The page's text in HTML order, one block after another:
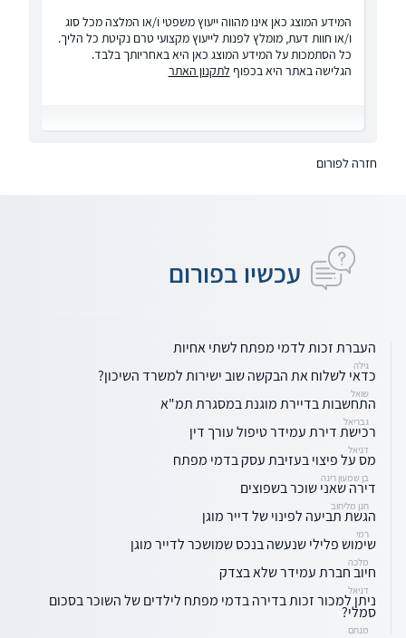
המידע המוצג כאן אינו מהווה ייעוץ משפטי ו/או המלצה מכל סוג
ו/או חוות דעת, מומלץ לפנות לייעוץ מקצועי טרם נקיטת כל הליך.
כל הסתמכות על המידע המוצג כאן היא באחריותך בלבד.
הגלישה באתר היא בכפוף לתקנון האתר
חזרה לפורום
עכשיו בפורום
העברת זכות לדמי מפתח לשתי אחיות
גילה
כדאי לשלוח את הבקשה שוב ישירות למשרד השיכון?
שואל
התחשבות בדיירת מוגנת במסגרת תמ"א
גבריאל
רכישת דירת עמידר טיפול עורך דין
דניאל
מס על פיצוי בעזיבת עסק בדמי מפתח
בן שמעון רינה
דירה שאני שוכר בשפוצים
חנן מליחוב
הגשת תביעה לפינוי של דייר מוגן
רמי
שימוש פלילי שנעשה בנכס שמושכר לדייר מוגן
מלכה
חיוב חברת עמידר שלא בצדק
דניאל
ניתן למכור זכות בדירה בדמי מפתח לילדים של השוכר בסכום
סמלי?
מנחם